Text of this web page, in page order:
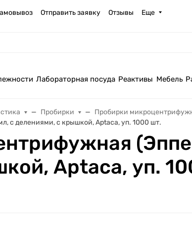
Отправить заявку Отзывы Еще
Лабораторная посуда Реактивы Мебель
Пробирки
Пробирки
с делениями, с крышкой, Aptaca, уп. 1000 шт.
Aptaca, уп.